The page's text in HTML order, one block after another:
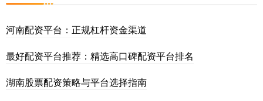
河南配资平台：正规杠杆资金渠道
最好配资平台推荐：精选高口碑配资平台排名
湖南股票配资策略与平台选择指南